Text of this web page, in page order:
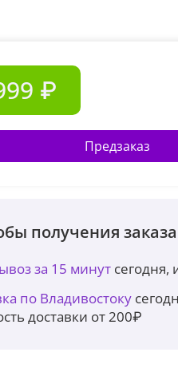
₽
Предзаказ
получения заказа
за 15 минут сегодня,
по Владивостоку
доставки от 200₽